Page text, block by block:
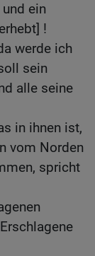
ein
!
werde ich
sein
alle seine
in ihnen ist,
vom Norden
spricht